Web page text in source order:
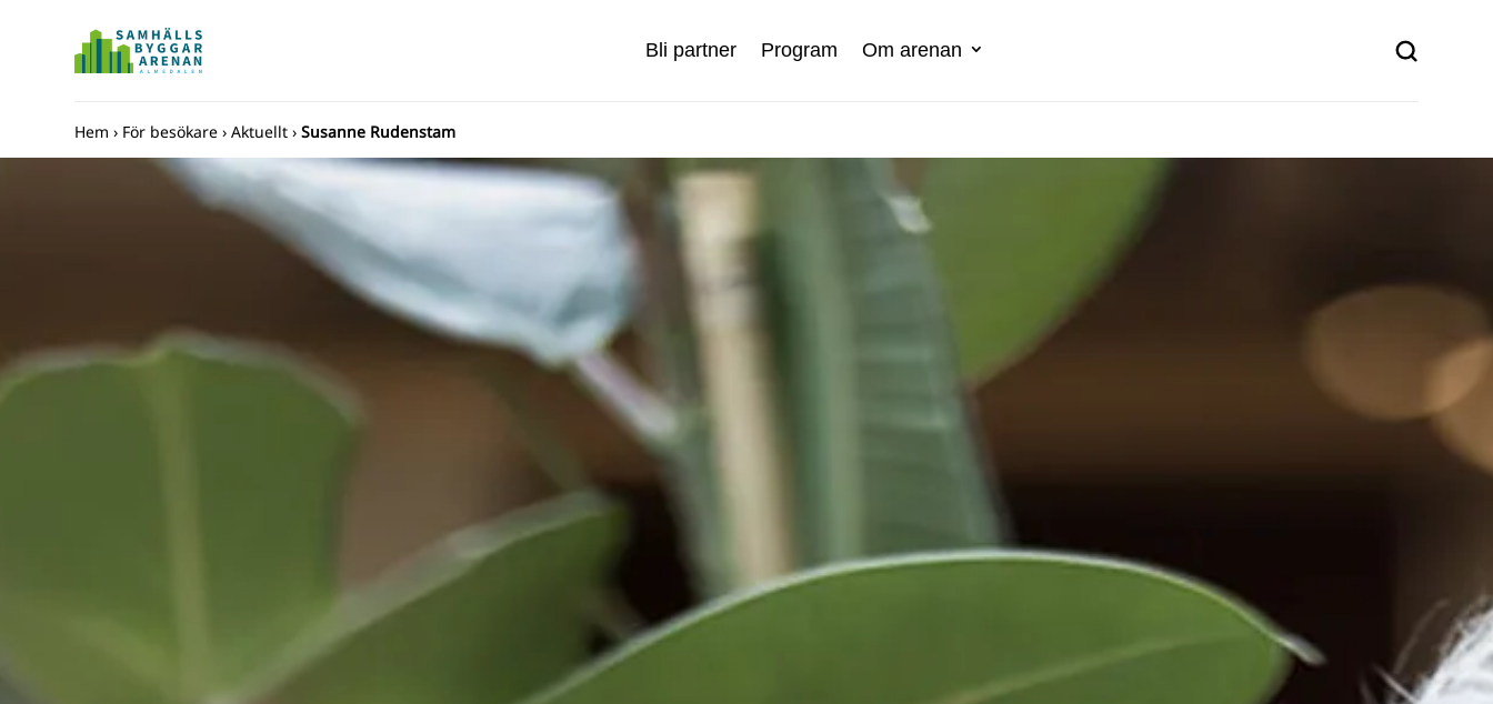
Bli partner Program Om arenan
Hem › För besökare ›Aktuellt ›Susanne Rudenstam